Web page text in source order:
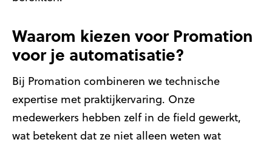
Waarom kiezen voor Promation
voor je automatisatie?
Bij Promation combineren we technische
expertise met praktijkervaring. Onze
medewerkers hebben zelf in de field gewerkt,
wat betekent dat ze niet alleen weten wat